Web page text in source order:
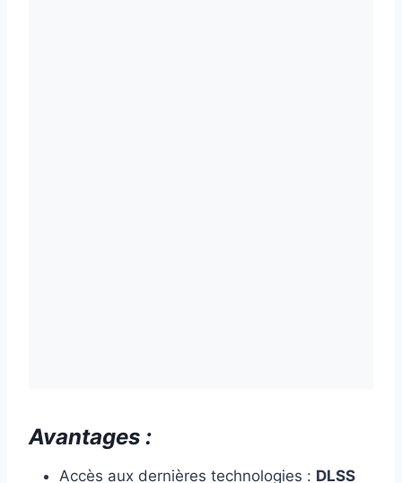
Avantages :
Accès aux dernières technologies : DLSS